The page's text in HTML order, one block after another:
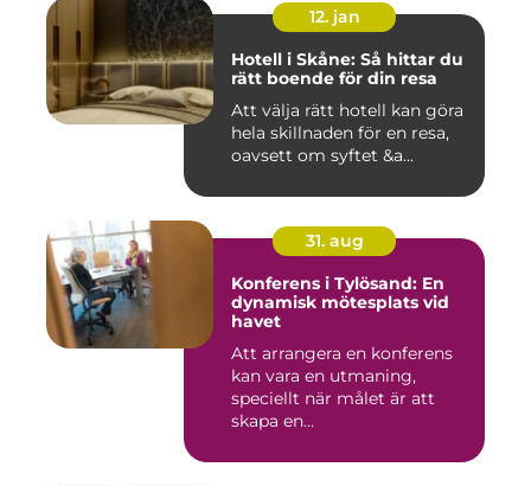
12. jan
Hotell i Skåne: Så hittar du
rätt boende för din resa
Att välja rätt hotell kan göra
hela skillnaden för en resa,
oavsett om syftet &a...
31. aug
Konferens i Tylösand: En
dynamisk mötesplats vid
havet
Att arrangera en konferens
kan vara en utmaning,
speciellt när målet är att
skapa en...